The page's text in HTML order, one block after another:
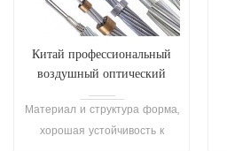
Китай профессиональный
воздушный оптический
кабель волокна opgw
Материал и структура форма,
хорошая устойчивость к